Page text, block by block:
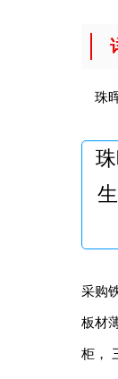
珠
采购
板材
柜，